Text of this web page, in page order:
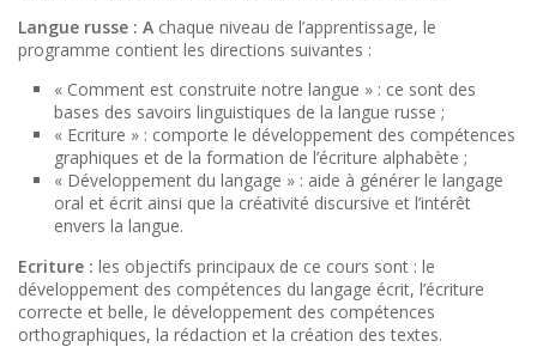
Langue russe : A chaque niveau de l’apprentissage, le
programme contient les directions suivantes :
« Comment est construite notre langue » : ce sont des
bases des savoirs linguistiques de la langue russe ;
« Ecriture » : comporte le développement des compétences
graphiques et de la formation de l’écriture alphabète ;
« Développement du langage » : aide à générer le langage
oral et écrit ainsi que la créativité discursive et l’intérêt
envers la langue.
Ecriture : les objectifs principaux de ce cours sont : le
développement des compétences du langage écrit, l’écriture
correcte et belle, le développement des compétences
orthographiques, la rédaction et la création des textes.